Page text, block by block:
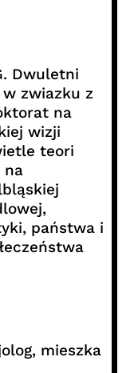
Dwuletni
zwiazku z
na
wizji
teori
na
państwa i
mieszka